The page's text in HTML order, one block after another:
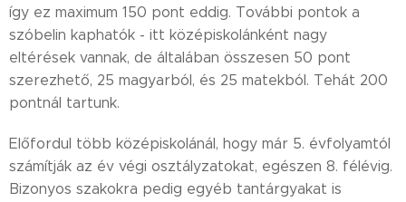
így ez maximum 150 pont eddig. További pontok a
szóbelin kaphatók - itt középiskolánként nagy
eltérések vannak, de általában összesen 50 pont
szerezhető, 25 magyarból, és 25 matekból. Tehát 200
pontnál tartunk.
Előfordul több középiskolánál, hogy már 5. évfolyamtól
számítják az év végi osztályzatokat, egészen 8. félévig.
Bizonyos szakokra pedig egyéb tantárgyakat is